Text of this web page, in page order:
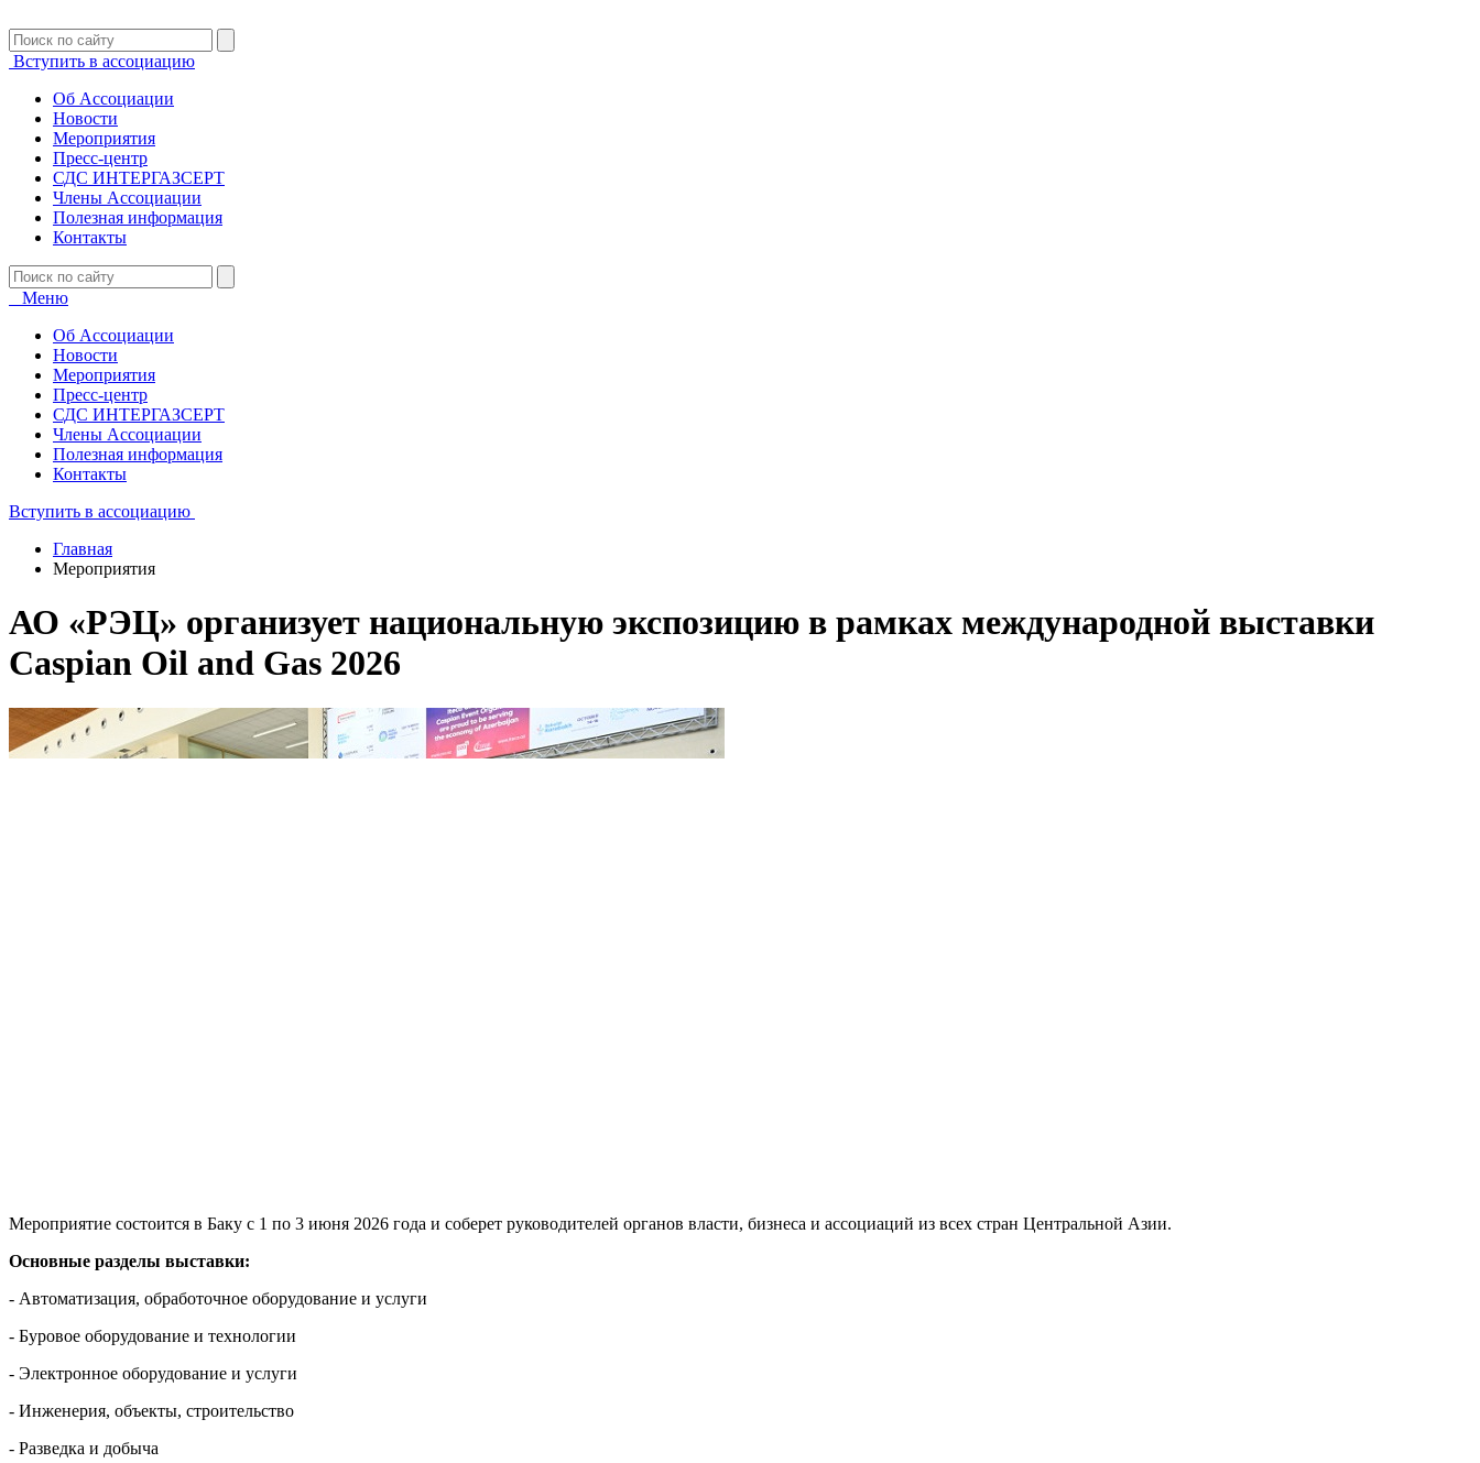
Вступить в ассоциацию
Об Ассоциации
Новости
Мероприятия
Пресс-центр
СДС ИНТЕРГАЗСЕРТ
Члены Ассоциации
Полезная информация
Контакты
Меню
Об Ассоциации
Новости
Мероприятия
Пресс-центр
СДС ИНТЕРГАЗСЕРТ
Члены Ассоциации
Полезная информация
Контакты
Вступить в ассоциацию
Главная
Мероприятия
АО «РЭЦ» организует национальную экспозицию в рамках международной выставки
Caspian Oil and Gas 2026
Мероприятие состоится в Баку с 1 по 3 июня 2026 года и соберет руководителей органов власти, бизнеса и ассоциаций из всех стран Центральной Азии.
Основные разделы выставки:
- Автоматизация, обработочное оборудование и услуги
- Буровое оборудование и технологии
- Электронное оборудование и услуги
- Инженерия, объекты, строительство
- Разведка и добыча